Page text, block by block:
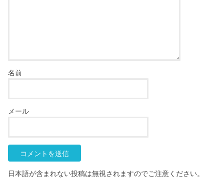
名前
メール
日本語が含まれない投稿は無視されますのでご注意ください。